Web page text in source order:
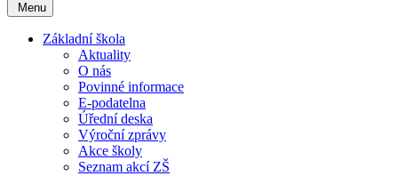
Menu
Základní škola
Aktuality
O nás
Povinné informace
E-podatelna
Úřední deska
Výroční zprávy
Akce školy
Seznam akcí ZŠ